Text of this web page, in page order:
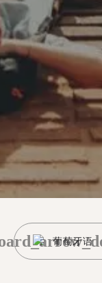
葡萄牙语